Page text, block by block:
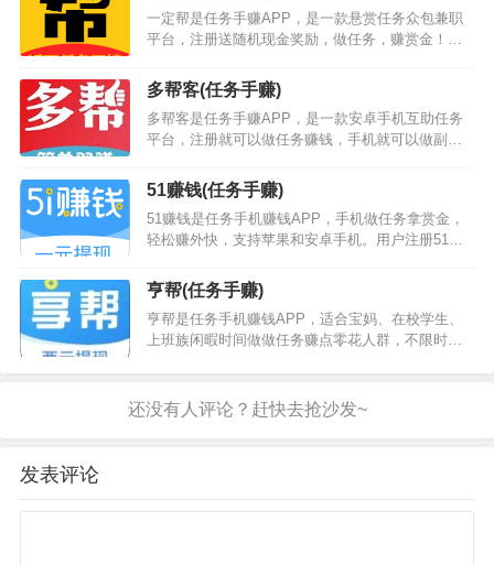
一定帮是任务手赚APP，是一款悬赏任务众包兼职
平台，注册送随机现金奖励，做任务，赚赏金！赚
一次推广永久提成，0.1元起可提现，系统可设置有
奖励自动提现，无需手动提现，也没有手续费。一
定帮手赚途径：在一定帮接各种简单任务（下载注
册任务、关注了解任务、红包砍价任务、分享转发
任务、浏览任务和电商任务）赚取佣金，还可以通
过新游戏试玩来获取佣金。一定帮下载地址：点…
多帮客(任务手赚)
多帮客是任务手赚APP，是一款安卓手机互助任务
平台，注册就可以做任务赚钱，手机就可以做副
多，操作简单，有游戏、注册、下载、点赞、试玩
等各色小任务，动动手指，几分钟就可以做完一个
任务，任务主审核完毕佣金立即到账，不需要一分
钱押金，无任何套路，做得多赚得多，赶紧来试试
吧！手赚途径：在多帮客接各种简单任务（注册任
务、助力任务和下载任务）赚取佣金，还可以通过
51赚钱(任务手赚)
51赚钱是任务手机赚钱APP，手机做任务拿赏金，
轻松赚外快，支持苹果和安卓手机。用户注册51赚
也可以在个人中心发布任务，平台众多用户快速完
成你得既定目标。老牌实力团队新作，app设计精
美，操作流畅，除了实力杠杠滴之外，所有收益满1
元就可以提现，延续了之前平台的优良作风。…
亨帮(任务手赚)
亨帮是任务手机赚钱APP，适合宝妈、在校学生、
上班族闲暇时间做做任务赚点零花人群，不限时间
单待商家审核，商家审核通过完成悬赏任务。兼职
做任务的同时也可发布赏任务，发布类型多，一人
发表评论